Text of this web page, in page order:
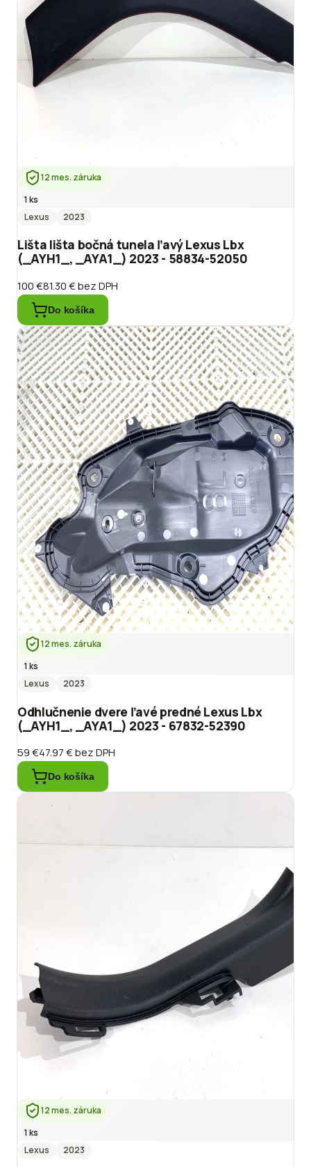
12 mes. záruka
1 ks
Lexus
2023
Lišta lišta bočná tunela ľavý Lexus Lbx
(_AYH1_, _AYA1_) 2023 - 58834-52050
100 €81.30 €bez DPH
Do košíka
12 mes. záruka
1 ks
Lexus
2023
Odhlučnenie dvere ľavé predné Lexus Lbx
(_AYH1_, _AYA1_) 2023 - 67832-52390
59 €47.97 €bez DPH
Do košíka
12 mes. záruka
1 ks
Lexus
2023